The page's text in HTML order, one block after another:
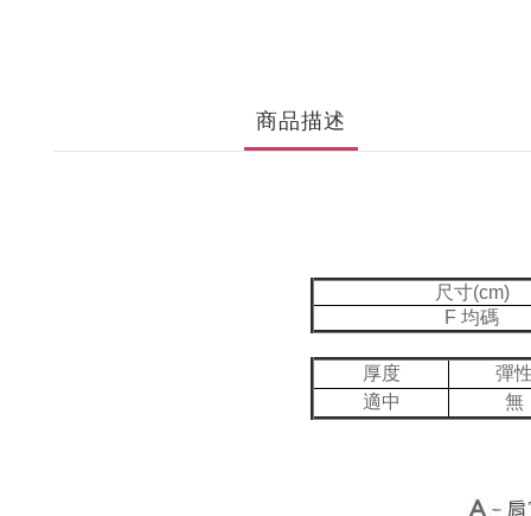
商品描述
尺寸(cm)
F 均碼
厚度
彈
適中
無